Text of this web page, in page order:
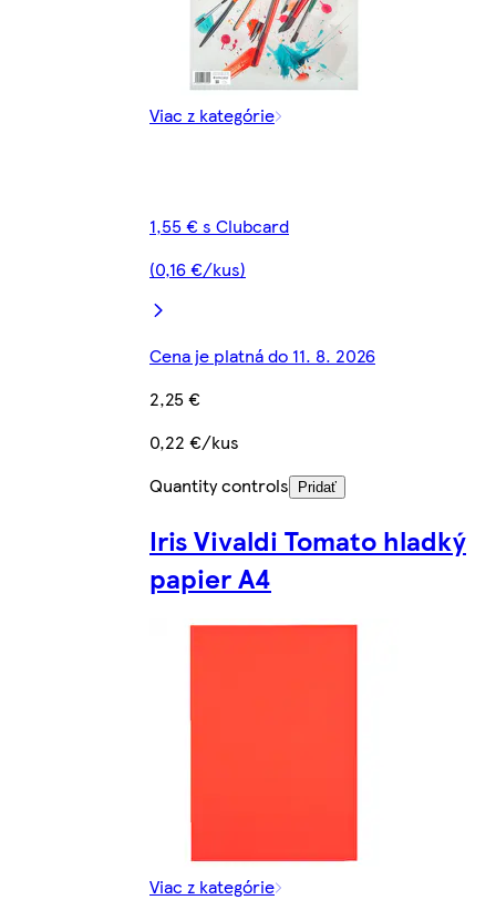
Viac z kategórie
1,55 € s Clubcard
(0,16 €/kus)
Cena je platná do 11. 8. 2026
2,25 €
0,22 €/kus
Quantity controls
Pridať
Iris Vivaldi Tomato hladký
papier A4
Viac z kategórie